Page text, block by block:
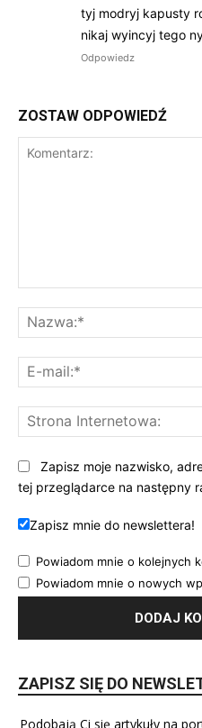
tyj modryj kapusty
nikaj wyincyj tego
Odpowiedz
ZOSTAW ODPOWIEDŹ
Zapisz moje nazwisko,
tej przeglądarce na następny
Zapisz mnie do newslettera!
Powiadom mnie o kolejnych
Powiadom mnie o nowych
ZAPISZ SIĘ DO
Podobają Ci się artykuły na